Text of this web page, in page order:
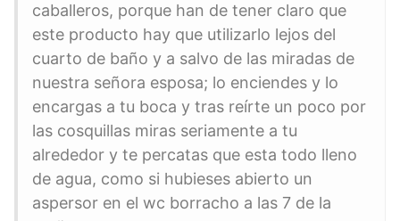
caballeros, porque han de tener claro que
este producto hay que utilizarlo lejos del
cuarto de baño y a salvo de las miradas de
nuestra señora esposa; lo enciendes y lo
encargas a tu boca y tras reírte un poco por
las cosquillas miras seriamente a tu
alrededor y te percatas que esta todo lleno
de agua, como si hubieses abierto un
aspersor en el wc borracho a las 7 de la